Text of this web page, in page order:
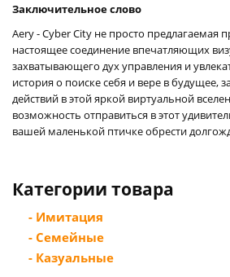
Заключительное слово
Aery - Cyber City не просто предлагаемая
настоящее соединение впечатляющих
захватывающего дух управления и
история о поиске себя и вере в будущее,
действий в этой яркой виртуальной
возможность отправиться в этот
вашей маленькой птичке обрести
Категории товара
- Имитация
- Семейные
- Казуальные